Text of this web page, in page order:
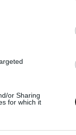
or Sharing
for which it
Az élen
Sam